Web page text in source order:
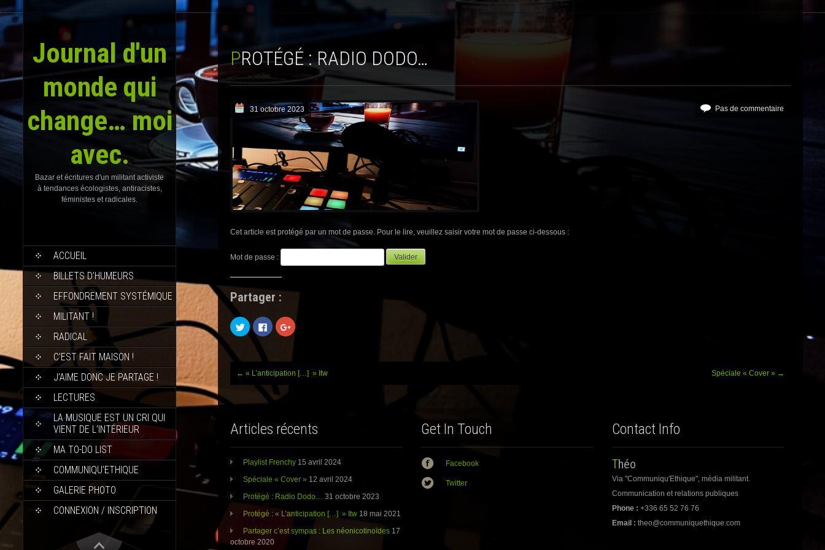
Journal d'un
monde qui
change… moi
avec.
Bazar et écritures d'un militant activiste
à tendances écologistes, antiracistes,
féministes et radicales.
SKIP
CONTENT
ACCUEIL
BILLETS D’HUMEURS
EFFONDREMENT SYSTÉMIQUE
MILITANT !
RADICAL
C’EST FAIT MAISON !
J’AIME DONC JE PARTAGE !
LECTURES
LA MUSIQUE EST UN CRI QUI
VIENT DE L’INTÉRIEUR
MA TO-DO LIST
COMMUNIQU’ETHIQUE
GALERIE PHOTO
CONNEXION / INSCRIPTION
PROTÉGÉ : RADIO DODO…
31 octobre 2023 Pas de commentaire
Cet article est protégé par un mot de passe. Pour le lire, veuillez saisir votre mot de passe ci-dessous :
Mot de passe :
Partager :
C
l
e
p
o
p
t
a
e
r
s
r
T
w
t
t
r
(
o
C
l
e
z
p
o
r
t
a
e
r
s
r
a
c
e
b
o
k
(
C
l
e
p
t
a
e
s
r
o
o
l
+
Post
navigation
← « L’anticipation […] » Itw Spéciale « Cover » →
Articles récents
Playlist Frenchy 15 avril 2024
Spéciale « Cover » 12 avril 2024
Protégé : Radio Dodo…
31 octobre 2023
Protégé : « L’anticipation […] » Itw 18 mai 2021
Partager c’est sympas : Les néonicotinoïdes 17
octobre 2020
Get In Touch
Facebook
Twitter
Contact Info
Théo
Via "Communiqu'Ethique", média militant.
Communication et relations publiques
Phone : +336 65 52 76 76
Email : theo@communiquethique.com